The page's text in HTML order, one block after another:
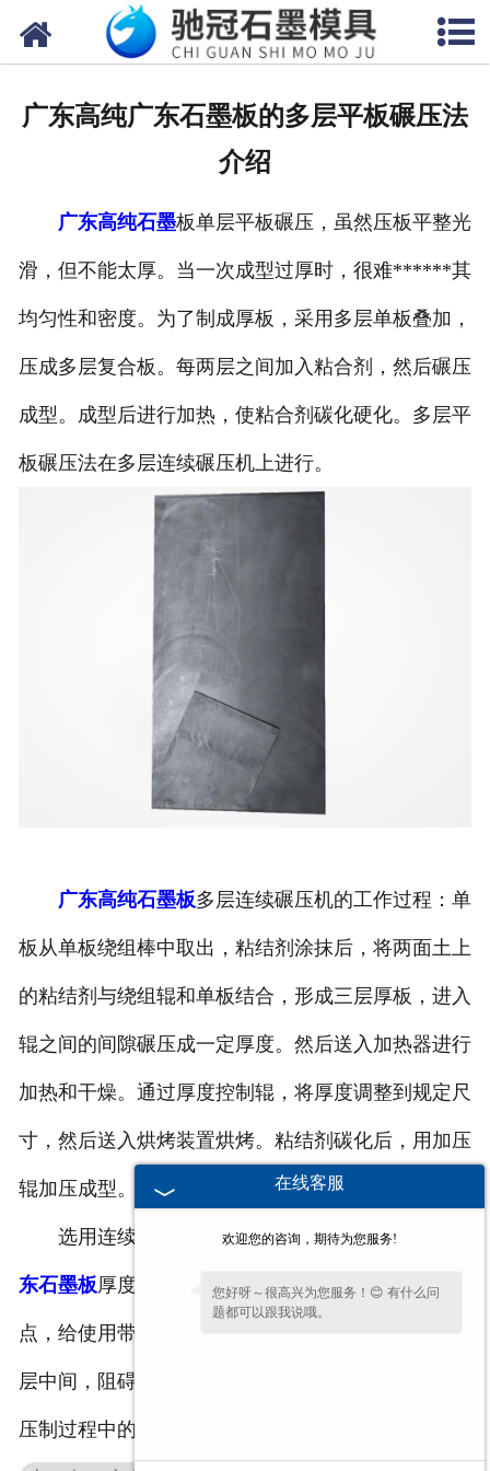
网站首页
联系我们
广东高纯广东石墨板的多层平板碾压法
介绍
广东高纯石墨板单层平板碾压，虽然压板平整光
滑，但不能太厚。当一次成型过厚时，很难******其
均匀性和密度。为了制成厚板，采用多层单板叠加，
压成多层复合板。每两层之间加入粘合剂，然后碾压
成型。成型后进行加热，使粘合剂碳化硬化。多层平
板碾压法在多层连续碾压机上进行。
广东高纯石墨板多层连续碾压机的工作过程：单
板从单板绕组棒中取出，粘结剂涂抹后，将两面土上
的粘结剂与绕组辊和单板结合，形成三层厚板，进入
辊之间的间隙碾压成一定厚度。然后送入加热器进行
加热和干燥。通过厚度控制辊，将厚度调整到规定尺
寸，然后送入烘烤装置烘烤。粘结剂碳化后，用加压
辊加压成型。
选用连续碾压法，可压制0.6~2mm的柔性高纯
东石墨板厚度，因为板厚也会带来板分层剥离的缺
点，给使用带来问题。原因是压制时气体溢出留在夹
层中间，阻碍了层间的紧密结合。改进的方法是解决
压制过程中的排气问题。
在线客服
欢迎您的咨询，期待为您服务!
您好呀～很高兴为您服务！😊 有什么问
题都可以跟我说哦。